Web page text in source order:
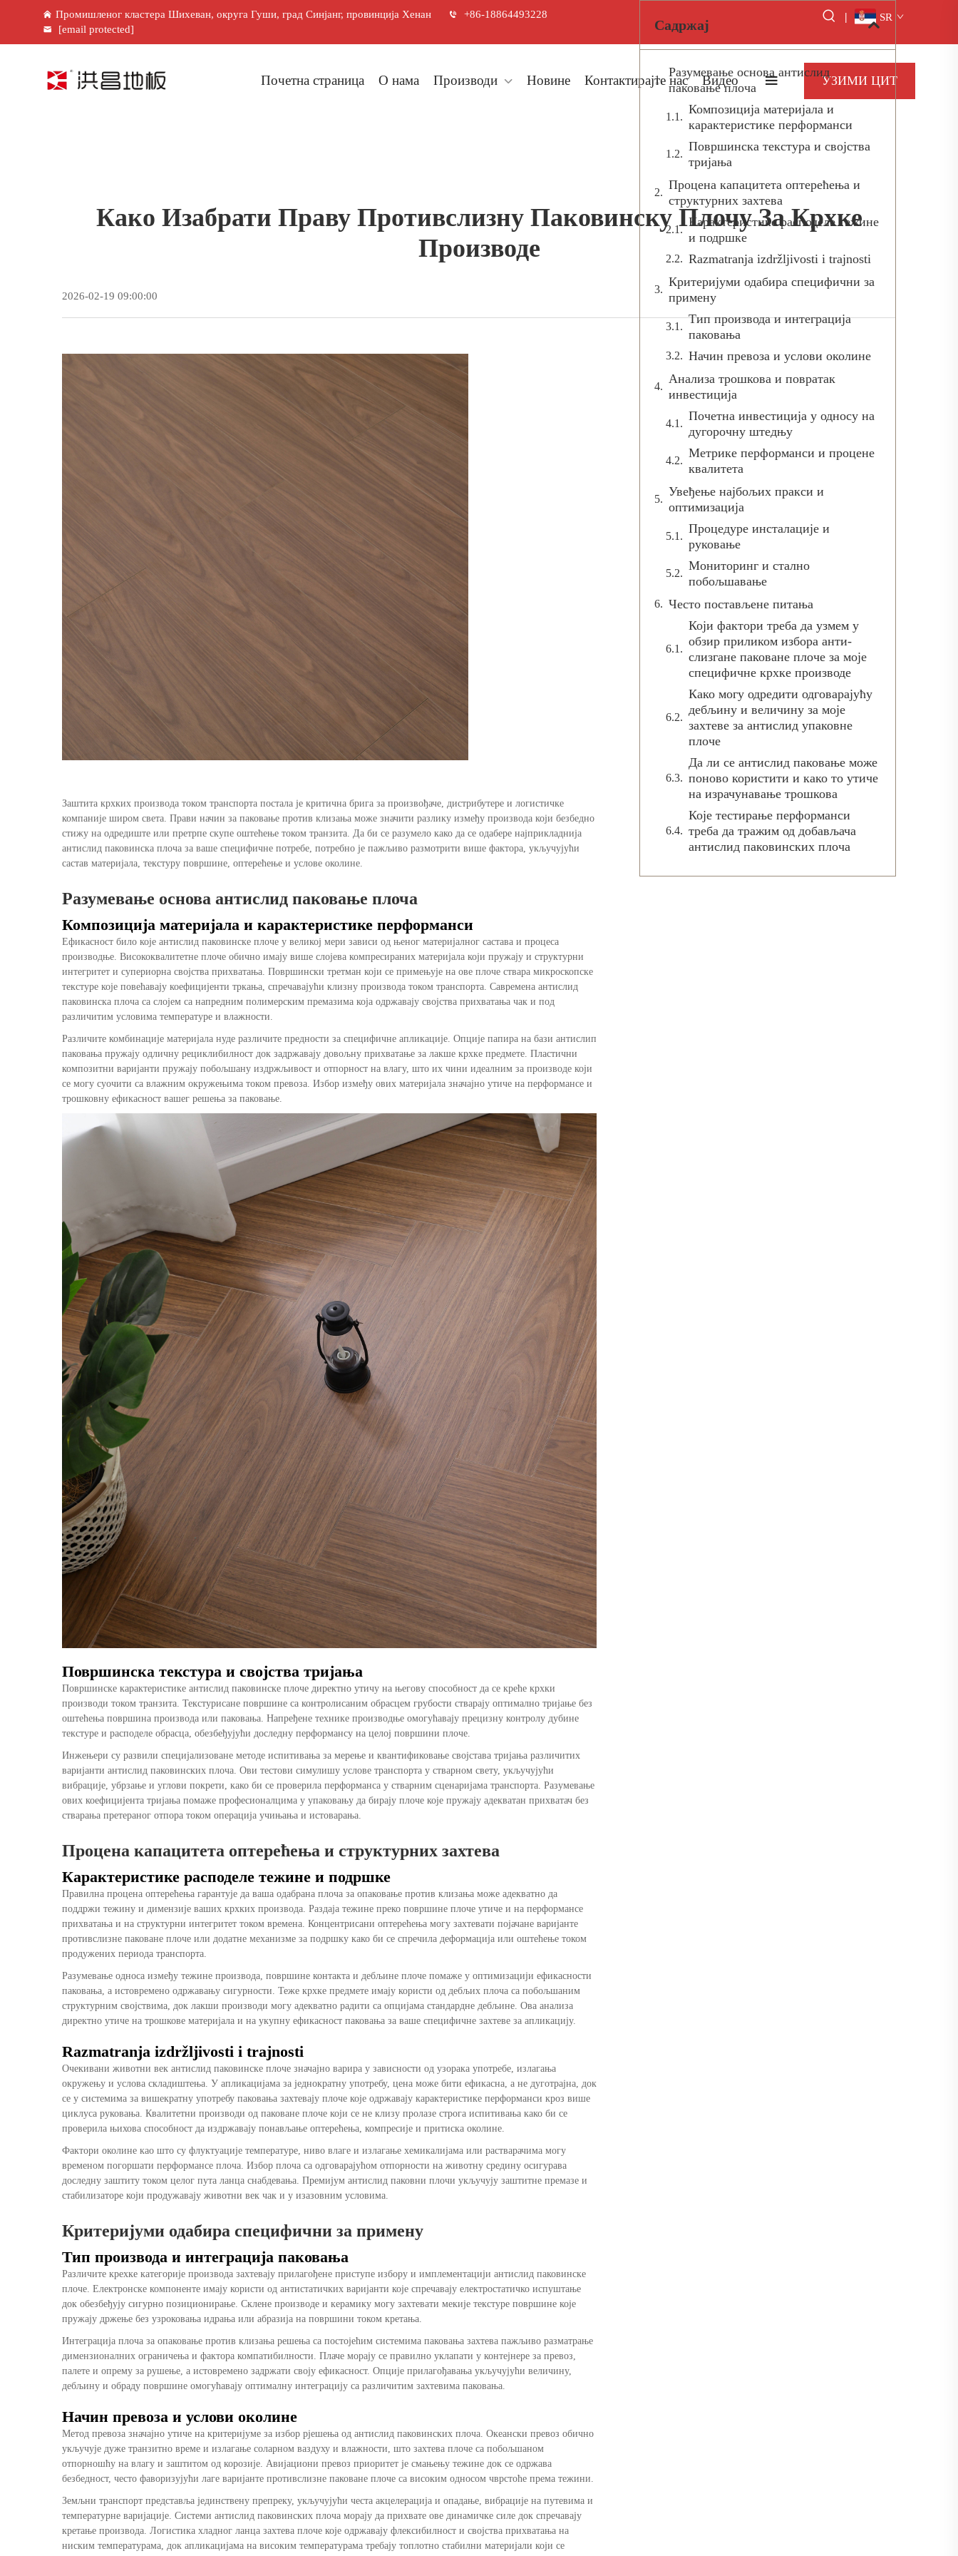
Промишленог кластера Шихеван, округа Гуши, град Синјанг, провинција Хенан
+86-18864493228
[email protected]
| SR
Почетна страница О нама Производи Новине Контактирајте нас Видео УЗИМИ ЦИТ
Како Изабрати Праву Противслизну Паковинску Плочу За Крхке
Производе
2026-02-19 09:00:00
Заштита крхких производа током транспорта постала је критична брига за произвођаче, дистрибутере и логистичке
компаније широм света. Прави начин за паковање против клизања може значити разлику између производа који безбедно
стижу на одредиште или претрпе скупе оштећење током транзита. Да би се разумело како да се одабере најприкладнија
антислид паковинска плоча за ваше специфичне потребе, потребно је пажљиво размотрити више фактора, укључујући
састав материјала, текстуру површине, оптерећење и услове околине.
Разумевање основа антислид паковање плоча
Композиција материјала и карактеристике перформанси
Ефикасност било које антислид паковинске плоче у великој мери зависи од њеног материјалног састава и процеса
производње. Висококвалитетне плоче обично имају више слојева компресираних материјала који пружају и структурни
интегритет и супериорна својства прихватања. Површински третман који се примењује на ове плоче ствара микроскопске
текстуре које повећавају коефицијенти тркања, спречавајући клизну производа током транспорта. Савремена антислид
паковинска плоча са слојем са напредним полимерским премазима која одржавају својства прихватања чак и под
различитим условима температуре и влажности.
Различите комбинације материјала нуде различите предности за специфичне апликације. Опције папира на бази антислип
паковања пружају одличну рециклибилност док задржавају довољну прихватање за лакше крхке предмете. Пластични
композитни варијанти пружају побољшану издржљивост и отпорност на влагу, што их чини идеалним за производе који
се могу суочити са влажним окружењима током превоза. Избор између ових материјала значајно утиче на перформансе и
трошковну ефикасност вашег решења за паковање.
Површинска текстура и својства тријања
Површинске карактеристике антислид паковинске плоче директно утичу на његову способност да се креће крхки
производи током транзита. Текстурисане површине са контролисаним обрасцем грубости стварају оптимално тријање без
оштећења површина производа или паковања. Напређене технике производње омогућавају прецизну контролу дубине
текстуре и расподеле обрасца, обезбеђујући доследну перформансу на целој површини плоче.
Инжењери су развили специјализоване методе испитивања за мерење и квантификовање својстава тријања различитих
варијанти антислид паковинских плоча. Ови тестови симулишу услове транспорта у стварном свету, укључујући
вибрације, убрзање и углови покрети, како би се проверила перформанса у стварним сценаријама транспорта. Разумевање
ових коефицијента тријања помаже професионалцима у упаковању да бирају плоче које пружају адекватан прихватач без
стварања претераног отпора током операција учињања и истоварања.
Процена капацитета оптерећења и структурних захтева
Карактеристике расподеле тежине и подршке
Правилна процена оптерећења гарантује да ваша одабрана плоча за опаковање против клизања може адекватно да
поддржи тежину и димензије ваших крхких производа. Раздаја тежине преко површине плоче утиче и на перформансе
прихватања и на структурни интегритет током времена. Концентрисани оптерећења могу захтевати појачане варијанте
противслизне паковане плоче или додатне механизме за подршку како би се спречила деформација или оштећење током
продужених периода транспорта.
Разумевање односа између тежине производа, површине контакта и дебљине плоче помаже у оптимизацији ефикасности
паковања, а истовремено одржавању сигурности. Теже крхке предмете имају користи од дебљих плоча са побољшаним
структурним својствима, док лакши производи могу адекватно радити са опцијама стандардне дебљине. Ова анализа
директно утиче на трошкове материјала и на укупну ефикасност паковања за ваше специфичне захтеве за апликацију.
Razmatranja izdržljivosti i trajnosti
Очекивани животни век антислид паковинске плоче значајно варира у зависности од узорака употребе, излагања
окружењу и услова складиштења. У апликацијама за једнократну употребу, цена може бити ефикасна, а не дуготрајна, док
се у системима за вишекратну употребу паковања захтевају плоче које одржавају карактеристике перформанси кроз више
циклуса руковања. Квалитетни производи од паковане плоче који се не клизу пролазе строга испитивања како би се
проверила њихова способност да издржавају понављање оптерећења, компресије и притиска околине.
Фактори околине као што су флуктуације температуре, ниво влаге и излагање хемикалијама или растварачима могу
временом погоршати перформансе плоча. Избор плоча са одговарајућом отпорности на животну средину осигурава
доследну заштиту током целог пута ланца снабдевања. Премијум антислид паковни плочи укључују заштитне премазе и
стабилизаторе који продужавају животни век чак и у изазовним условима.
Критеријуми одабира специфични за примену
Тип производа и интеграција паковања
Различите крехке категорије производа захтевају прилагођене приступе избору и имплементацији антислид паковинске
плоче. Електронске компоненте имају користи од антистатичких варијанти које спречавају електростатичко испуштање
док обезбеђују сигурно позиционирање. Склене производе и керамику могу захтевати мекије текстуре површине које
пружају држење без узроковања идрања или абразија на површини током кретања.
Интеграција плоча за опаковање против клизања решења са постојећим системима паковања захтева пажљиво разматрање
димензионалних ограничења и фактора компатибилности. Плаче морају се правилно уклапати у контејнере за превоз,
палете и опрему за рушење, а истовремено задржати своју ефикасност. Опције прилагођавања укључујући величину,
дебљину и обраду површине омогућавају оптималну интеграцију са различитим захтевима паковања.
Начин превоза и услови околине
Метод превоза значајно утиче на критеријуме за избор рјешења од антислид паковинских плоча. Океански превоз обично
укључује дуже транзитно време и излагање соларном ваздуху и влажности, што захтева плоче са побољшаном
отпорношћу на влагу и заштитом од корозије. Авијациони превоз приоритет је смањењу тежине док се одржава
безбедност, често фаворизујући лаге варијанте противслизне паковане плоче са високим односом чврстоће према тежини.
Земљни транспорт представља јединствену препреку, укључујући честа акцелерација и опадање, вибрације на путевима и
температурне варијације. Системи антислид паковинских плоча морају да прихвате ове динамичке силе док спречавају
кретање производа. Логистика хладног ланца захтева плоче које одржавају флексибилност и својства прихватања на
ниским температурама, док апликацијама на високим температурама требају топлотно стабилни материјали који се
Садржај
Разумевање основа антислид
паковање плоча
Композиција материјала и
карактеристике перформанси
Површинска текстура и својства
тријања
Процена капацитета оптерећења и
структурних захтева
Карактеристике расподеле тежине
и подршке
Razmatranja izdržljivosti i trajnosti
Критеријуми одабира специфични за
примену
Тип производа и интеграција
паковања
Начин превоза и услови околине
Анализа трошкова и повратак
инвестиција
Почетна инвестиција у односу на
дугорочну штедњу
Метрике перформанси и процене
квалитета
Увеђење најбољих пракси и
оптимизација
Процедуре инсталације и
руковање
Мониторинг и стално
побољшавање
Често постављене питања
Који фактори треба да узмем у
обзир приликом избора анти-
слизгане паковане плоче за моје
специфичне крхке производе
Како могу одредити одговарајућу
дебљину и величину за моје
захтеве за антислид упаковне
плоче
Да ли се антислид паковање може
поново користити и како то утиче
на израчунавање трошкова
Које тестирање перформанси
треба да тражим од добављача
антислид паковинских плоча